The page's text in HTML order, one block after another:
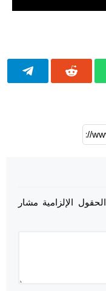
الحقول الإلزامية مشار